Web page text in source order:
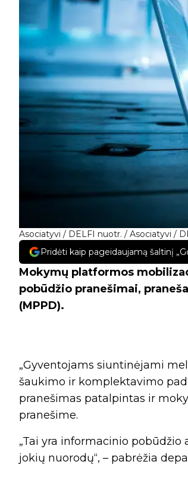
Asociatyvi / DELFI nuotr. / Asociatyvi /
Pridėti kaip pageidaujamą šaltinį
Mokymų platformos
pobūdžio pranešimai,
(MPPD).
„Gyventojams siuntinėjami
šaukimo ir komplektavimo
pranešimas patalpintas ir
pranešime.
„Tai yra informacinio pobūdžio
jokių nuorodų“, – pabrėžia